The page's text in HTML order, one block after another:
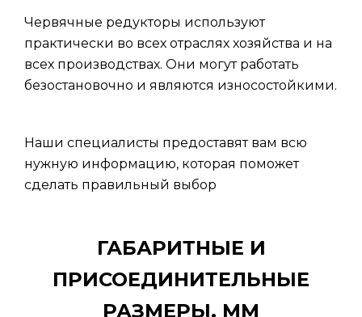
Червячные редукторы используют
практически во всех отраслях хозяйства и на
всех производствах. Они могут работать
безостановочно и являются износостойкими.
Наши специалисты предоставят вам всю
нужную информацию, которая поможет
сделать правильный выбор
ГАБАРИТНЫЕ И
ПРИСОЕДИНИТЕЛЬНЫЕ
РАЗМЕРЫ, ММ